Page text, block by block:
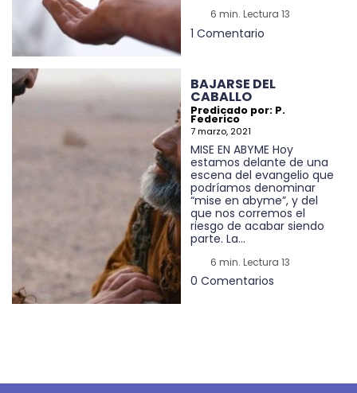
6 min. Lectura 13
1 Comentario
BAJARSE DEL
CABALLO
Predicado por: P.
Federico
7 marzo, 2021
MISE EN ABYME Hoy
estamos delante de una
escena del evangelio que
podríamos denominar
“mise en abyme”, y del
que nos corremos el
riesgo de acabar siendo
parte. La...
6 min. Lectura 13
0 Comentarios